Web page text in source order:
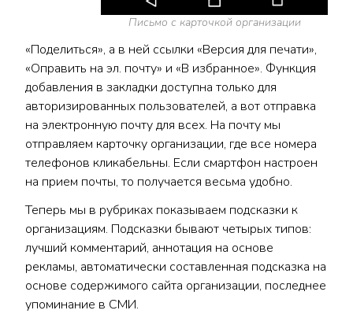
Письмо с карточкой организации
«Поделиться», а в ней ссылки «Версия для печати»,
«Оправить на эл. почту» и «В избранное». Функция
добавления в закладки доступна только для
авторизированных пользователей, а вот отправка
на электронную почту для всех. На почту мы
отправляем карточку организации, где все номера
телефонов кликабельны. Если смартфон настроен
на прием почты, то получается весьма удобно.
Теперь мы в рубриках показываем подсказки к
организациям. Подсказки бывают четырых типов:
лучший комментарий, аннотация на основе
рекламы, автоматически составленная подсказка на
основе содержимого сайта организации, последнее
упоминание в СМИ.